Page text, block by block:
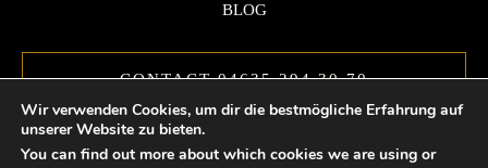
BLOG
CONTACT 04635 294 30 70
Wir verwenden Cookies, um dir die bestmögliche Erfahrung auf
unserer Website zu bieten.
You can find out more about which cookies we are using or